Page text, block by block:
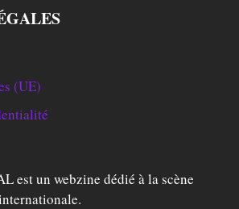
(UE)
est un webzine dédié à la scène